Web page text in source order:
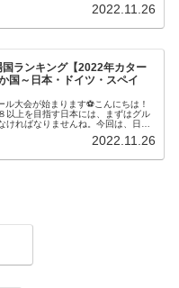
ンキ...
2022.11.26
ランキング【2022年カター
国～日本・ドイツ・スペイ
ル大会が始まります⚽こんにちは！
以上を目指す日本には、まずはグル
ければなりませんね。今回は、日本
、ランキング...
2022.11.26